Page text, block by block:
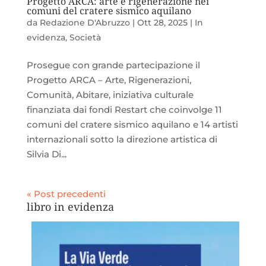
comuni del cratere sismico aquilano
da Redazione D'Abruzzo| Ott 28, 2025| In
evidenza, Società
Prosegue con grande partecipazione il
Progetto ARCA – Arte, Rigenerazioni,
Comunità, Abitare, iniziativa culturale
finanziata dai fondi Restart che coinvolge 11
comuni del cratere sismico aquilano e 14 artisti
internazionali sotto la direzione artistica di
Silvia Di...
« Post precedenti
libro in evidenza